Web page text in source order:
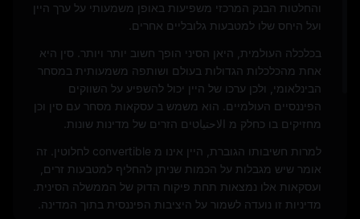
והחלטות הבנק המרכזי משפיעות באופן משמעותי על ערך היין
ועל היחס שלו למטבעות גלובליים אחרים.
בכלכלה העולמית, היאן הסיני הופך חשוב יותר ויותר. סין היא
אחת מהכלכלות הגדולות בעולם ושותפה משמעותית במסחר
הבינלאומי, ולכן ערכו של היין יכול להשפיע על השווקים
הפיננסיים העולמיים. הוא משמש ב עסקאות מסחר עם סין וכן
מחזיקים בו כחלק מ الاحتياטים הזרים של מדינות שונות.
למרות חשיבותו הגוברת, היין אינו מ convertible לחלוטין. זה
אומר שיש מגבלות על הכמות שניתן להחליף למטבעות זרים,
ועסקאות אלו נמצאות תחת פיקוח הדוק של הממשלה הסינית.
מדיניות זו נועדה לשמור על היציבות הפיננסית בתוך המדינה.